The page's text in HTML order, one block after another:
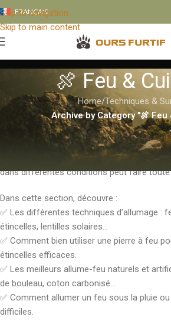
Skip to navigation
Skip to main content
FRANÇAIS
🍖 Feu &
Home/Techniques &
Archive by Category "🍖 Feu
Allumer un feu en pleine nature est une
bushcraft, en survie et même en camping.
réchauffer, cuisiner ou signaler sa
dans différentes conditions peut faire
Dans cette section, découvre :
✅ Les différentes techniques d’allumage :
étincelles, lentilles solaires…
✅ Comment bien utiliser une pierre à feu
étincelles efficaces.
✅ Les meilleurs allume-feu naturels et
de bouleau, coton carbonisé…
✅ Comment allumer un feu sous la pluie
difficiles.